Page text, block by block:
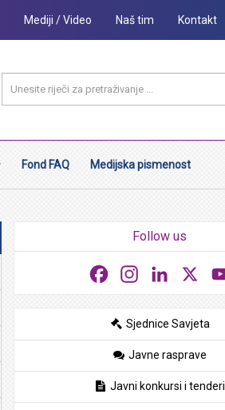
Mediji / Video Naš tim Kontakt
Fond FAQ Medijska pismenost
Follow us
FacebookInstagramLinkedIn
Sjednice Savjeta
Javne rasprave
Javni konkursi i tenderi